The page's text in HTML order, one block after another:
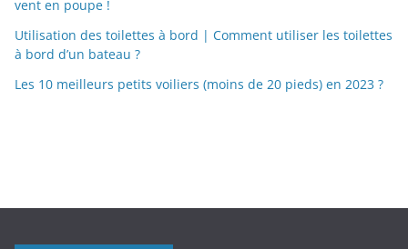
vent en poupe !
Utilisation des toilettes à bord | Comment utiliser les toilettes
à bord d’un bateau ?
Les 10 meilleurs petits voiliers (moins de 20 pieds) en 2023 ?